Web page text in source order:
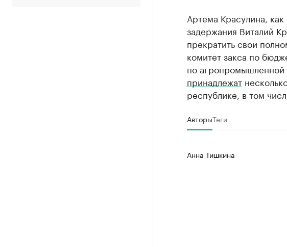
Артема Красулина,
задержания Виталий
прекратить свои
комитет закса по
по агропромышленной
принадлежат
республике, в том
АвторыТеги
Анна Тишкина